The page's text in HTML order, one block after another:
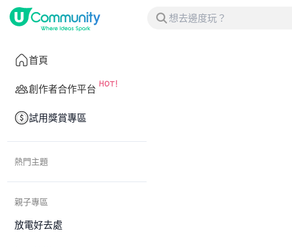
首頁
創作者合作平台
試用獎賞專區
熱門主題
親子專區
放電好去處